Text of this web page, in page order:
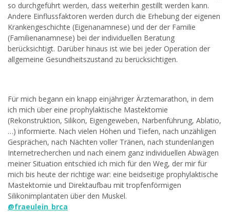
so durchgeführt werden, dass weiterhin gestillt werden kann.
Andere Einflussfaktoren werden durch die Erhebung der eigenen
Krankengeschichte (Eigenanamnese) und der der Familie
(Familienanamnese) bei der individuellen Beratung
berücksichtigt. Darüber hinaus ist wie bei jeder Operation der
allgemeine Gesundheitszustand zu berücksichtigen.
Für mich begann ein knapp einjähriger Ärztemarathon, in dem
ich mich über eine prophylaktische Mastektomie
(Rekonstruktion, Silikon, Eigengeweben, Narbenführung, Ablatio,
…) informierte. Nach vielen Höhen und Tiefen, nach unzähligen
Gesprächen, nach Nächten voller Tränen, nach stundenlangen
Internetrecherchen und nach einem ganz individuellen Abwägen
meiner Situation entschied ich mich für den Weg, der mir für
mich bis heute der richtige war: eine beidseitige prophylaktische
Mastektomie und Direktaufbau mit tropfenförmigen
Silikonimplantaten über den Muskel.
@fraeulein_brca